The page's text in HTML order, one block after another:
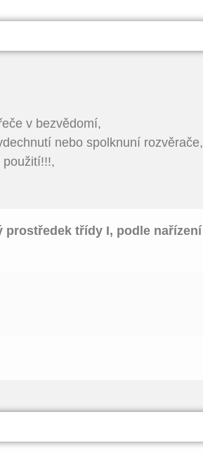
v bezvědomí,
nebo spolknuní rozvěrače,
použití!!!,
prostředek třídy I, podle nařízení